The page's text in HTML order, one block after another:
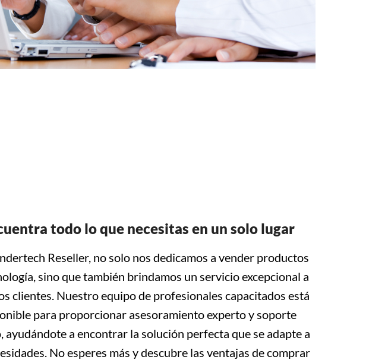
todo lo que necesitas en un solo lugar
Reseller, no solo nos dedicamos a vender productos
sino que también brindamos un servicio excepcional a
clientes. Nuestro equipo de profesionales capacitados está
para proporcionar asesoramiento experto y soporte
ayudándote a encontrar la solución perfecta que se adapte a
No esperes más y descubre las ventajas de comprar